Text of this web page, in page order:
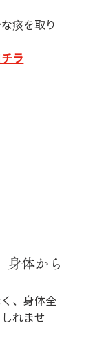
痰を取り
チラ
身体から
、身体全
れませ